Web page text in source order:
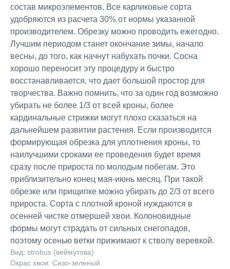
состав микроэлементов. Все карликовые сорта
удобряются из расчета 30% от нормы указанной
производителем. Обрезку можно проводить ежегодно.
Лучшим периодом станет окончание зимы, начало
весны, до того, как начнут набухать почки. Сосна
хорошо переносит эту процедуру и быстро
восстанавливается, что дает большой простор для
творчества. Важно помнить, что за один год возможно
убирать не более 1/3 от всей кроны, более
кардинальные стрижки могут плохо сказаться на
дальнейшем развитии растения. Если производится
формирующая обрезка для уплотнения кроны, то
наилучшими сроками ее проведения будет время
сразу после прироста по молодым побегам. Это
приблизительно конец мая-июнь месяц. При такой
обрезке или прищипке можно убирать до 2/3 от всего
прироста. Сорта с плотной кроной нуждаются в
осенней чистке отмершей хвои. Колоновидные
формы могут страдать от сильных снегопадов,
поэтому осенью ветки прижимают к стволу веревкой.
Вид: strobus (веймутова)
Окрас хвои: Сизо-зеленый